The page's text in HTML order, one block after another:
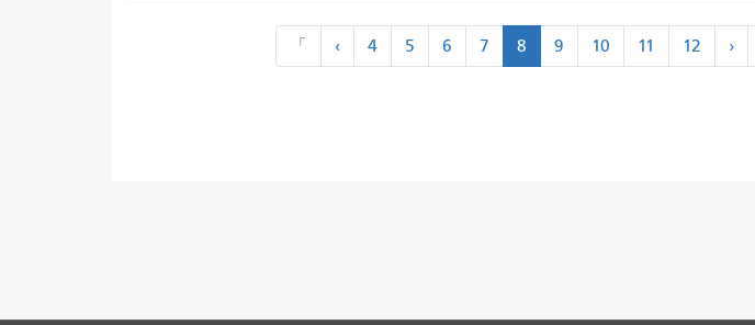
「
最
‹«
前
4 5 6 7 8 9 10 11 12 ›次
›